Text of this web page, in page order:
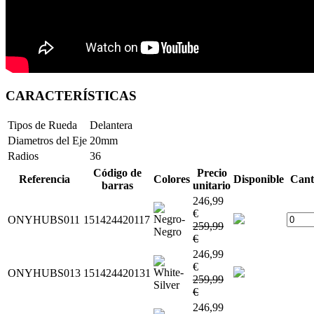
CARACTERÍSTICAS
Tipos de Rueda
Delantera
Diametros del Eje 20mm
Radios
36
Referencia
Código de
barras
Colores
Precio
unitario
Disponible
ONYHUBS011 151424420117
246,99
€
259,99
€
ONYHUBS013 151424420131
246,99
€
259,99
€
246,99